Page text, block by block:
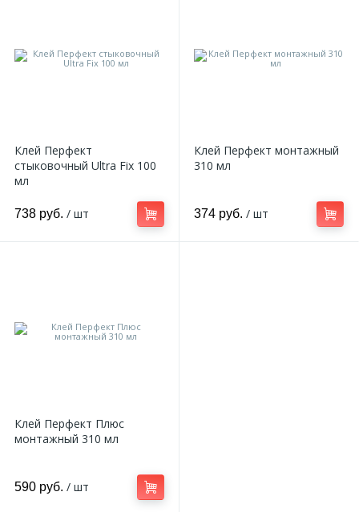
Клей Перфект
стыковочный Ultra Fix 100
мл
738 руб. / шт
Клей Перфект монтажный
310 мл
374 руб. / шт
Клей Перфект Плюс
монтажный 310 мл
590 руб. / шт